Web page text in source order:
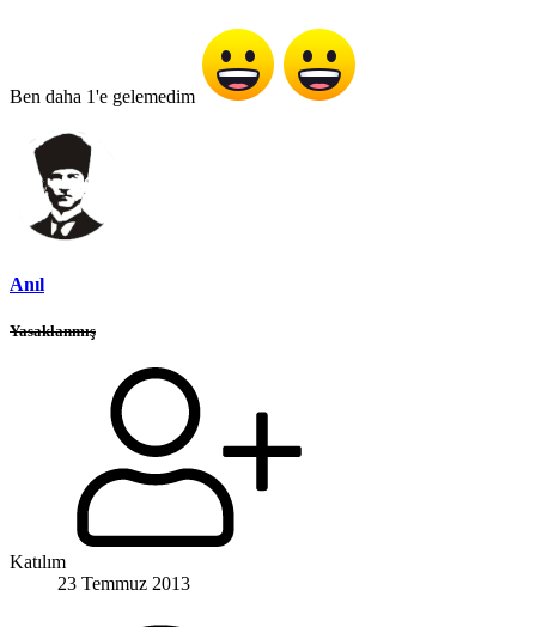
Ben daha 1'e gelemedim
Anıl
Yasaklanmış
Katılım
23 Temmuz 2013